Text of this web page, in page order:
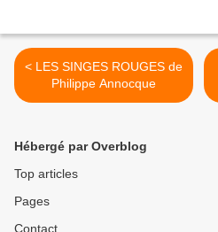
< LES SINGES ROUGES de
Philippe Annocque
Hébergé par Overblog
Top articles
Pages
Contact